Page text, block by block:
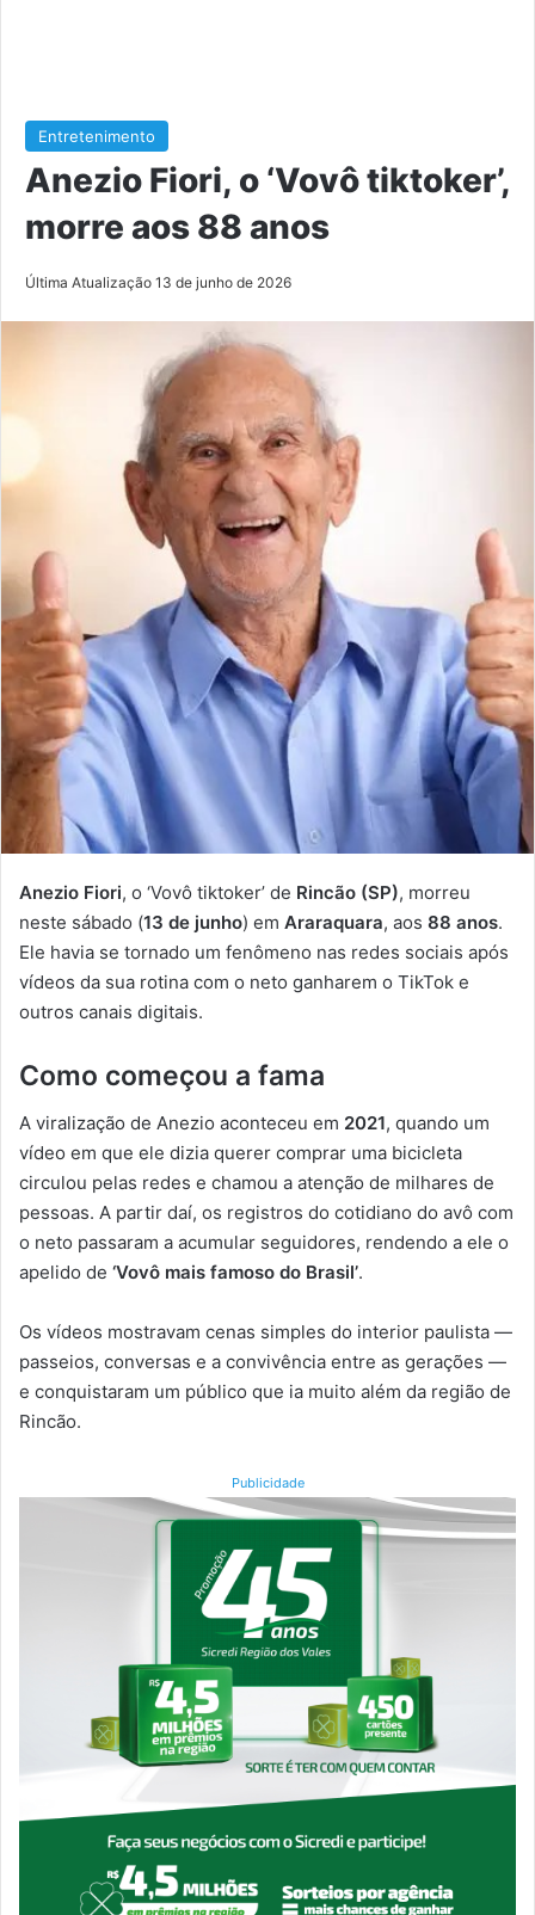
Entretenimento
Anezio Fiori, o ‘Vovô tiktoker’,
morre aos 88 anos
Última Atualização 13 de junho de 2026
Anezio Fiori, o ‘Vovô tiktoker’ de Rincão (SP), morreu
neste sábado (13 de junho) em Araraquara, aos 88 anos.
Ele havia se tornado um fenômeno nas redes sociais após
vídeos da sua rotina com o neto ganharem o TikTok e
outros canais digitais.
Como começou a fama
A viralização de Anezio aconteceu em 2021, quando um
vídeo em que ele dizia querer comprar uma bicicleta
circulou pelas redes e chamou a atenção de milhares de
pessoas. A partir daí, os registros do cotidiano do avô com
o neto passaram a acumular seguidores, rendendo a ele o
apelido de ‘Vovô mais famoso do Brasil’.
Os vídeos mostravam cenas simples do interior paulista —
passeios, conversas e a convivência entre as gerações —
e conquistaram um público que ia muito além da região de
Rincão.
Publicidade